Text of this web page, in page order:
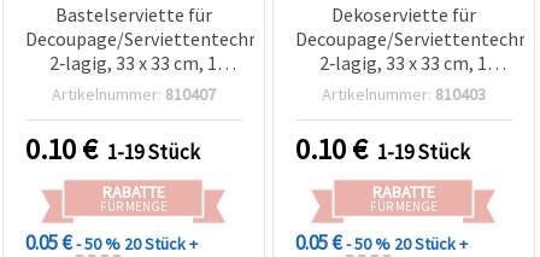
Bastelserviette für
Decoupage/Serviettentechnik,
2‑lagig, 33 x 33 cm, 1
Stück
Artikelnummer: 810407
0.10€ 1-19 Stück
RABATTE
FÜR MENGE
0.05 €- 50 % 20 Stück +
Dekoserviette für
Decoupage/
2‑lagig, 33 x 33 cm, 1
Stück
Artikelnummer: 810403
0.10€ 1-19 Stück
RABATTE
FÜR MENGE
0.05 €- 50 % 20 Stück +